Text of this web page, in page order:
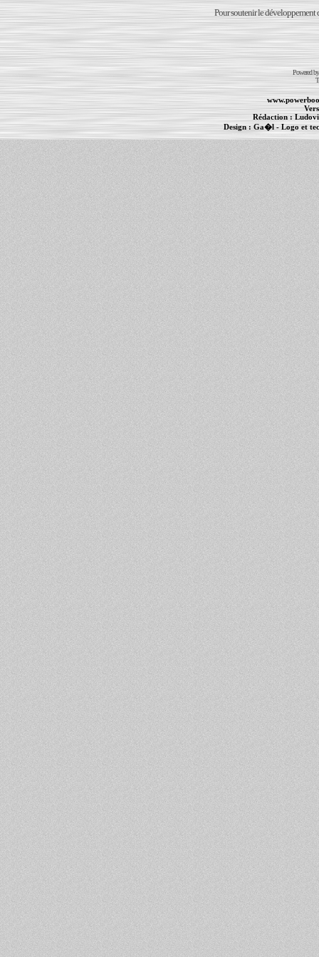
Pour soutenir le développement
Powered
Rédaction :
Design :Ga�l- Logo et
PowerBook